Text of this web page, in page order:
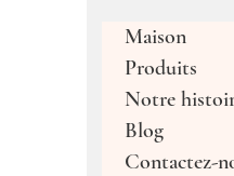
Maison
Produits
Notre
Blog
Contactez-